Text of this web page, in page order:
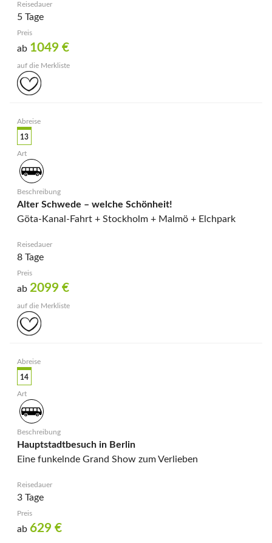
5 Tage
ab 1049 €
13
Alter Schwede – welche Schönheit!
Göta-Kanal-Fahrt + Stockholm + Malmö + Elchpark
8 Tage
ab 2099 €
14
Hauptstadtbesuch in Berlin
Eine funkelnde Grand Show zum Verlieben
3 Tage
ab 629 €